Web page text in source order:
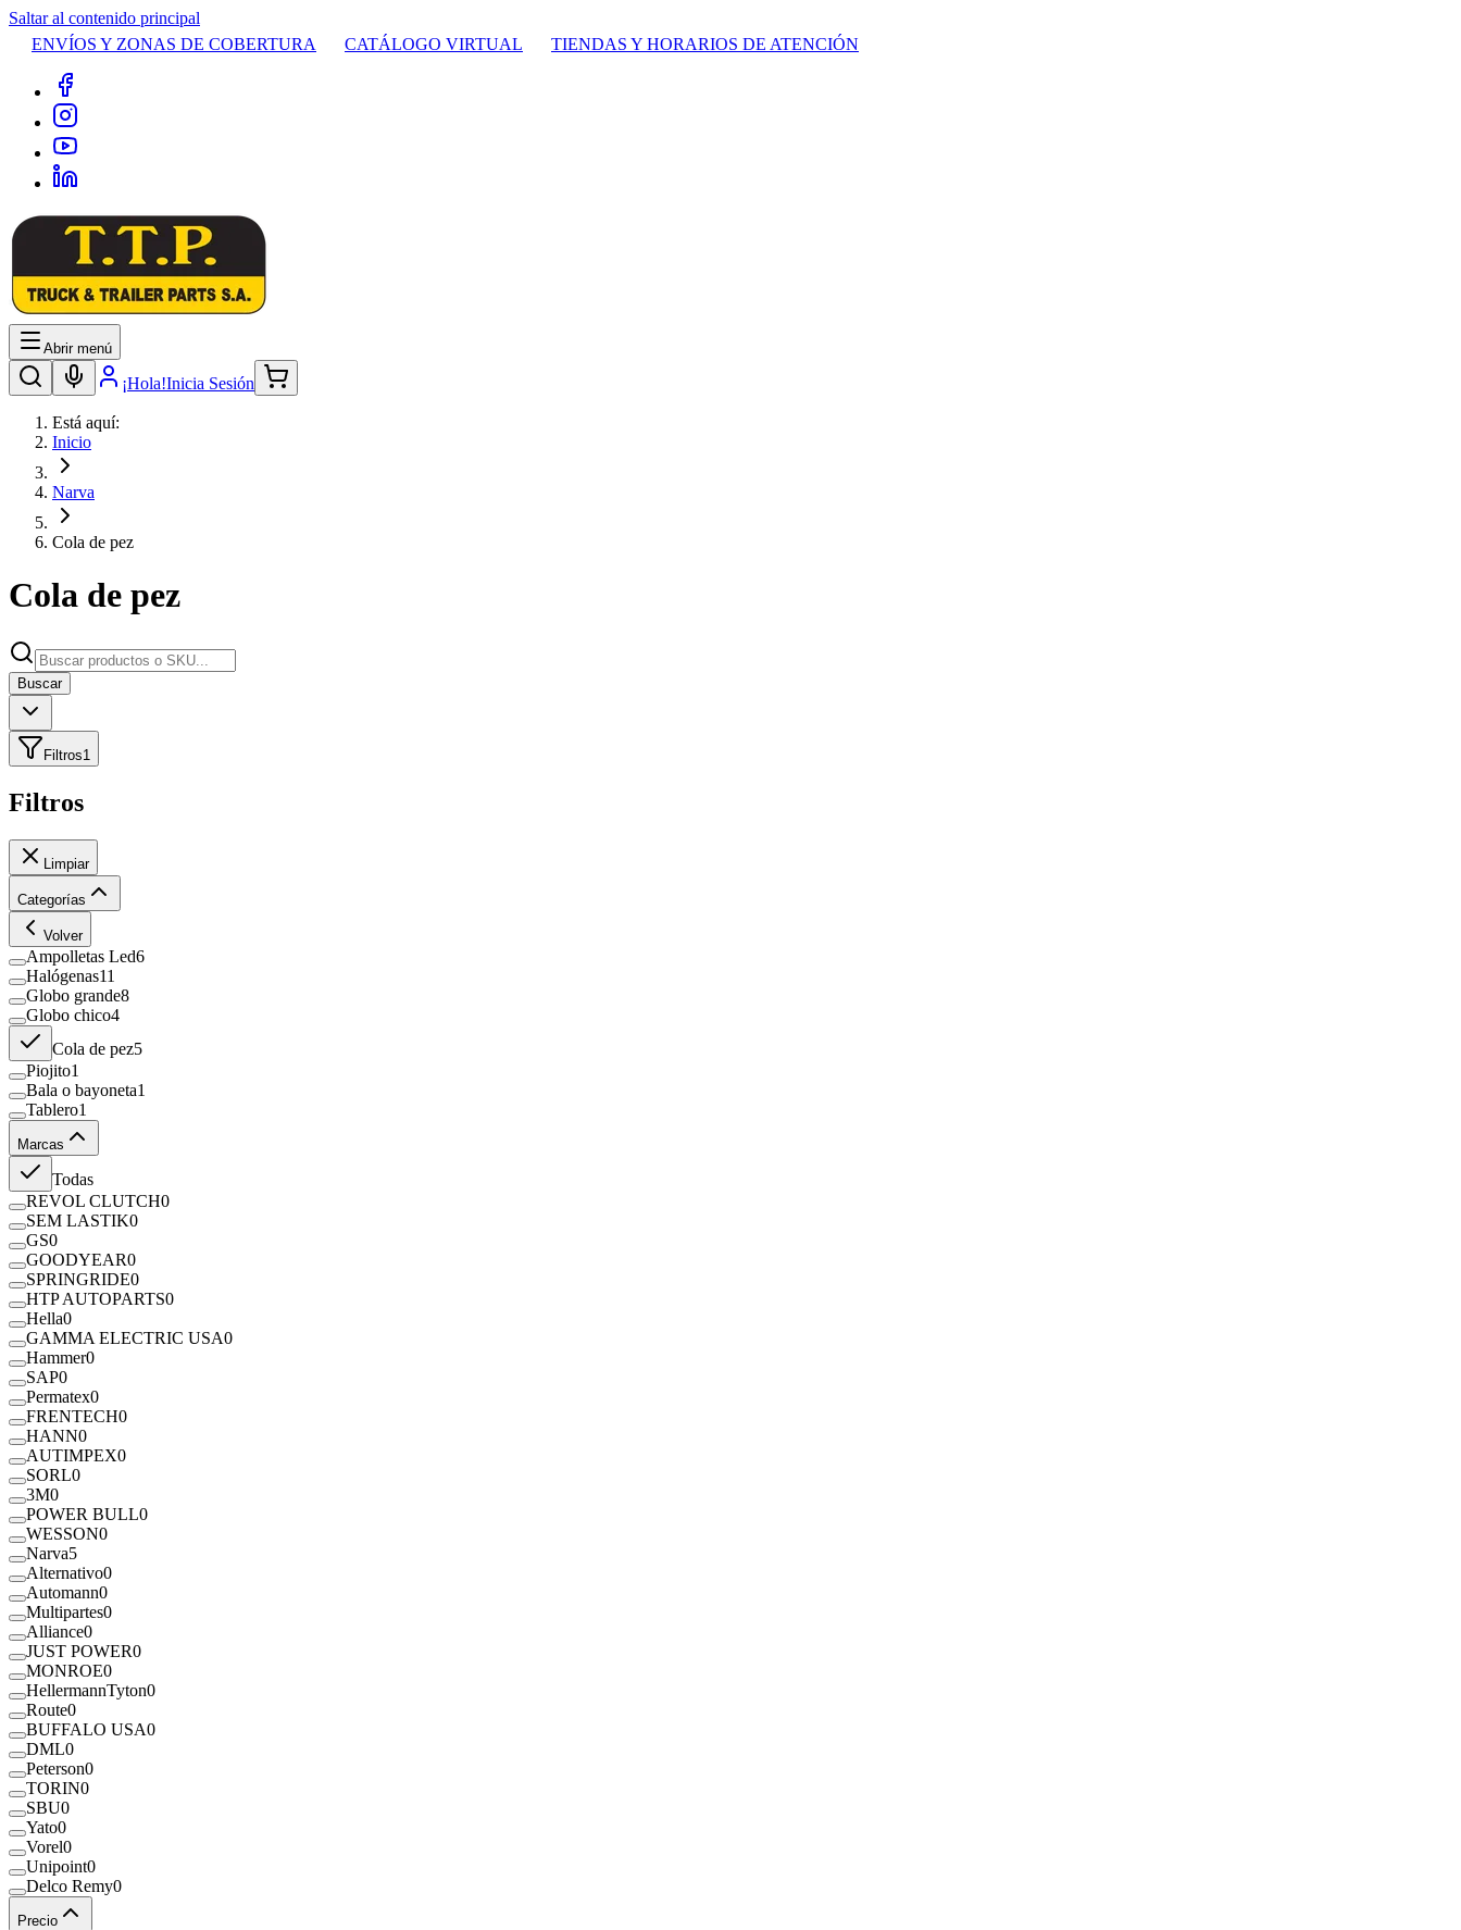
Saltar al contenido principal
ENVÍOS Y ZONAS DE COBERTURA
CATÁLOGO VIRTUAL TIENDAS Y HORARIOS DE ATENCIÓN
Abrir menú
¡Hola!Inicia Sesión
Está aquí:
Inicio
Narva
Cola de pez
Cola de pez
Buscar
Filtros1
Filtros
Limpiar
Categorías
Volver
Ampolletas Led6
Halógenas11
Globo grande8
Globo chico4
Cola de pez5
Piojito1
Bala o bayoneta1
Tablero1
Marcas
Todas
REVOL CLUTCH0
SEM LASTIK0
GS0
GOODYEAR0
SPRINGRIDE0
HTP AUTOPARTS0
Hella0
GAMMA ELECTRIC USA0
Hammer0
SAP0
Permatex0
FRENTECH0
HANN0
AUTIMPEX0
SORL0
3M0
POWER BULL0
WESSON0
Narva5
Alternativo0
Automann0
Multipartes0
Alliance0
JUST POWER0
MONROE0
HellermannTyton0
Route0
BUFFALO USA0
DML0
Peterson0
TORIN0
SBU0
Yato0
Vorel0
Unipoint0
Delco Remy0
Precio